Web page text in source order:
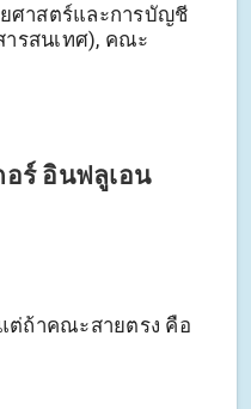
าสตร์และการบัญชี
รสนเทศ), คณะ
อร์ อินฟลูเอน
ถ้าคณะสายตรง คือ